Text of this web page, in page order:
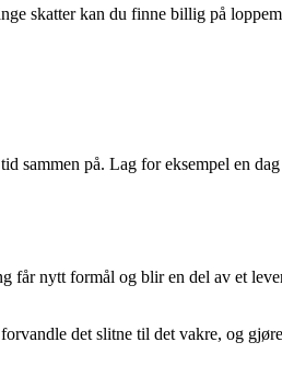
skatter kan du finne billig på
sammen på. Lag for eksempel en
får nytt formål og blir en del av et
det slitne til det vakre, og